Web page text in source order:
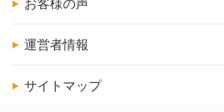
お客様の声
運営者情報
サイトマップ